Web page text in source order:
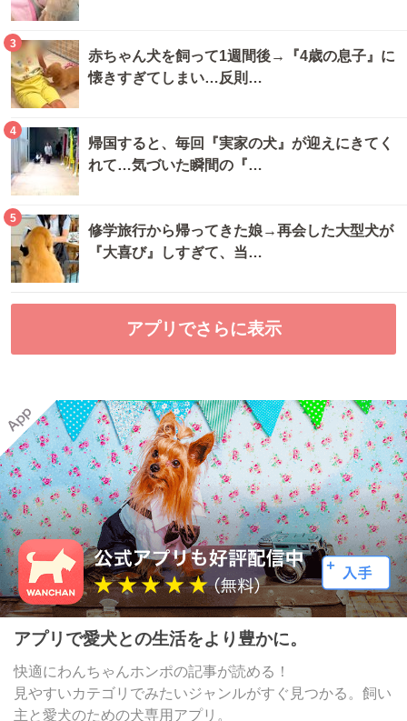
3
赤ちゃん犬を飼って1週間後→『4歳の息子』に
懐きすぎてしまい…反則…
4
帰国すると、毎回『実家の犬』が迎えにきてく
れて…気づいた瞬間の『…
5
修学旅行から帰ってきた娘→再会した大型犬が
『大喜び』しすぎて、当…
アプリでさらに表示
アプリで愛犬との生活をより豊かに。
快適にわんちゃんホンポの記事が読める！
見やすいカテゴリでみたいジャンルがすぐ見つかる。飼い
主と愛犬のための犬専用アプリ。